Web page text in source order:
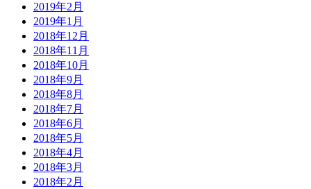
2019年2月
2019年1月
2018年12月
2018年11月
2018年10月
2018年9月
2018年8月
2018年7月
2018年6月
2018年5月
2018年4月
2018年3月
2018年2月